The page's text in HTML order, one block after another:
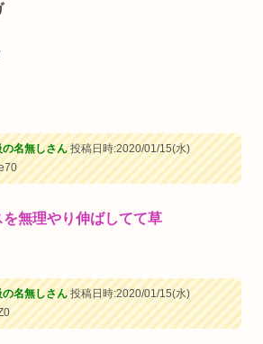
名無しさん投稿日時:2020/01/15(水)
を無理やり伸ばしてて草
名無しさん投稿日時:2020/01/15(水)